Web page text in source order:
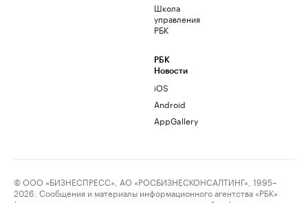
Школа
управления
РБК
РБК
Новости
iOS
Android
AppGallery
© ООО «БИЗНЕСПРЕСС», АО «РОСБИЗНЕСКОНСАЛТИНГ», 1995–
2026. Сообщения и материалы информационного агентства «РБК»